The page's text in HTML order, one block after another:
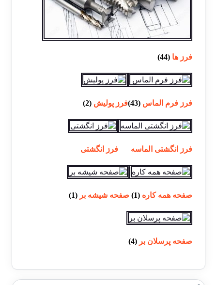
فرز ها(44)
فرز فرم الماس(43) فرز پولیش(2)
فرز انگشتی الماسه فرز انگشتی
صفحه همه کاره(1) صفحه شیشه بر(1)
صفحه پرسلان بر(4)